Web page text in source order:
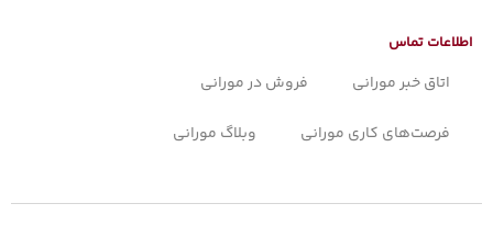
اطلاعات تماس
اتاق خبر مورانی فروش در مورانی
فرصت‌های کاری مورانی وبلاگ مورانی